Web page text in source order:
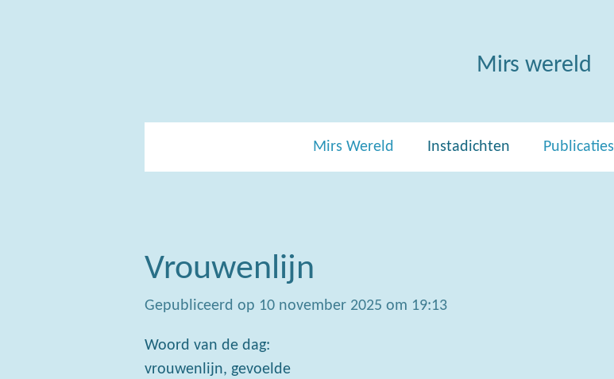
Mirs wereld
Mirs Wereld Instadichten Publicaties
Vrouwenlijn
Gepubliceerd op 10 november 2025 om 19:13
Woord van de dag:
vrouwenlijn, gevoelde